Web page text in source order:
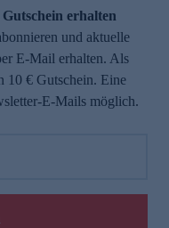
erhalten
und aktuelle
E-Mail erhalten. Als
10 € Gutschein. Eine
E-Mails möglich.